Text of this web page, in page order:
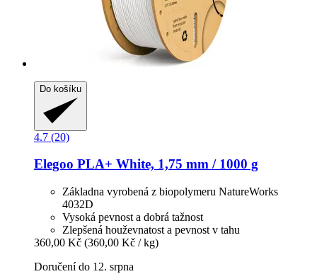
Do košíku
4.7 (20)
Elegoo PLA+ White, 1,75 mm / 1000 g
Základna vyrobená z biopolymeru NatureWorks
4032D
Vysoká pevnost a dobrá tažnost
Zlepšená houževnatost a pevnost v tahu
360,00 Kč (360,00 Kč / kg)
Doručení do 12. srpna